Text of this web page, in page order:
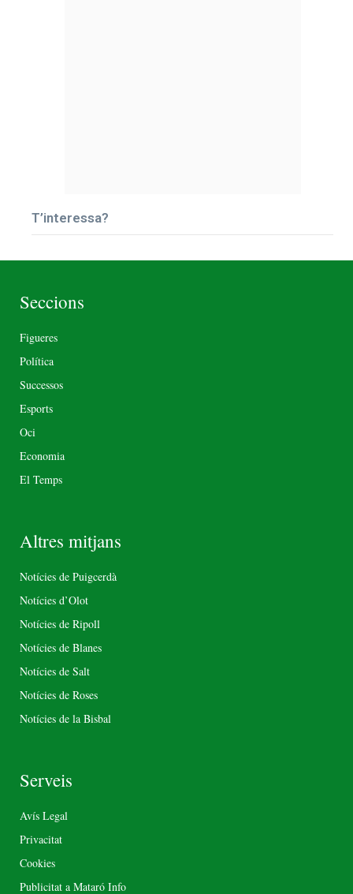
T’interessa?
Seccions
Figueres
Política
Successos
Esports
Oci
Economia
El Temps
Altres mitjans
Notícies de Puigcerdà
Notícies d’Olot
Notícies de Ripoll
Notícies de Blanes
Notícies de Salt
Notícies de Roses
Notícies de la Bisbal
Serveis
Avís Legal
Privacitat
Cookies
Publicitat a Mataró Info